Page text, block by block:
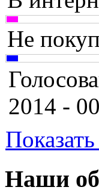
Cbr
Cooler
Cube
Cyborg
Datex
Не
2014 -
Наши